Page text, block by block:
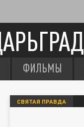
ФИЛЬМЫ
СВЯТАЯ ПРАВДА